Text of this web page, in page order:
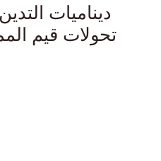
ديناميات
تحولات قيم